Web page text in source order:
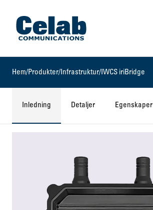
Gå till startsidan
Hem/Produkter/ Infrastruktur/ IWCS iriBridge
Inledning Detaljer Egenskaper